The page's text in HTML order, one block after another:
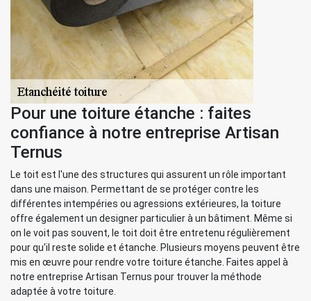
Pour une toiture étanche : faites
confiance à notre entreprise Artisan
Ternus
Le toit est l'une des structures qui assurent un rôle important
dans une maison. Permettant de se protéger contre les
différentes intempéries ou agressions extérieures, la toiture
offre également un designer particulier à un bâtiment. Même si
on le voit pas souvent, le toit doit être entretenu régulièrement
pour qu'il reste solide et étanche. Plusieurs moyens peuvent être
mis en œuvre pour rendre votre toiture étanche. Faites appel à
notre entreprise Artisan Ternus pour trouver la méthode
adaptée à votre toiture.